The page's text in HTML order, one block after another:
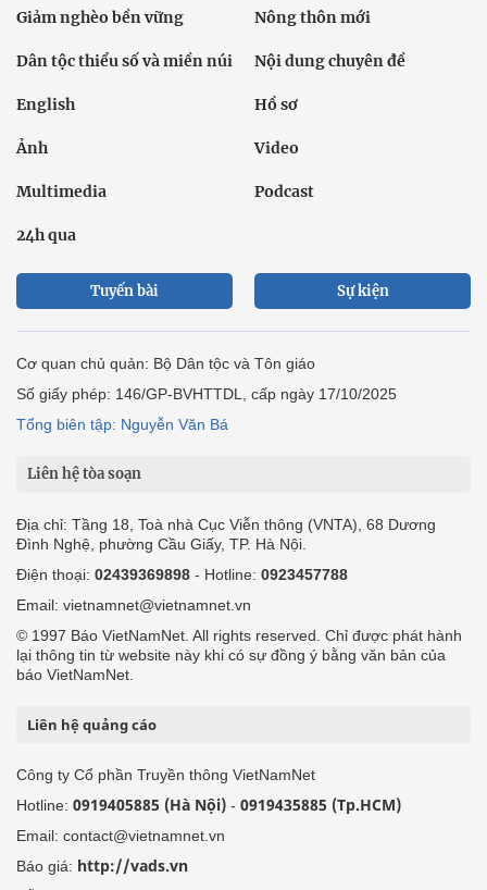
Giảm nghèo bền vững Nông thôn mới
Dân tộc thiểu số và miền núi Nội dung chuyên đề
English Hồ sơ
Ảnh Video
Multimedia Podcast
24h qua
Tuyến bài Sự kiện
Cơ quan chủ quản: Bộ Dân tộc và Tôn giáo
Số giấy phép: 146/GP-BVHTTDL, cấp ngày 17/10/2025
Tổng biên tập: Nguyễn Văn Bá
Liên hệ tòa soạn
Địa chỉ: Tầng 18, Toà nhà Cục Viễn thông (VNTA), 68 Dương
Đình Nghệ, phường Cầu Giấy, TP. Hà Nội.
Điện thoại: 02439369898 - Hotline: 0923457788
Email: vietnamnet@vietnamnet.vn
© 1997 Báo VietNamNet. All rights reserved. Chỉ được phát hành
lại thông tin từ website này khi có sự đồng ý bằng văn bản của
báo VietNamNet.
Liên hệ quảng cáo
Công ty Cổ phần Truyền thông VietNamNet
Hotline: 0919405885 (Hà Nội) - 0919435885 (Tp.HCM)
Email: contact@vietnamnet.vn
Báo giá: http://vads.vn